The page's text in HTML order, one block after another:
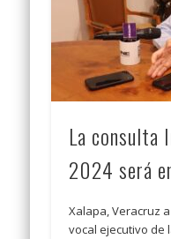
La consulta
2024 será
Xalapa, Veracruz
vocal ejecutivo de